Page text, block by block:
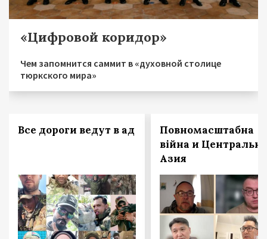
«Цифровой коридор»
Чем запомнится саммит в «духовной столице
тюркского мира»
Все дороги ведут в ад
Повномасштабна
війна и
Азия